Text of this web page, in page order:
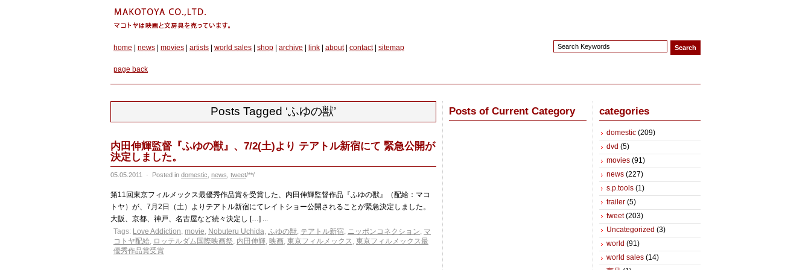
home news movies artists world sales shop archive link about| contact| sitemap
page back
Posts Tagged ‘ふゆの獣’
内田伸輝監督『ふゆの獣』、7/2(土)より テアトル新宿にて 緊急公開が
決定しました。
05.05.2011 · Posted in domestic news tweet/**/
第11回東京フィルメックス最優秀作品賞を受賞した、内田伸輝監督作品『ふゆの獣』（配給：マコ
トヤ）が、7月2日（土）よりテアトル新宿にてレイトショー公開されることが緊急決定しました。
大阪、京都、神戸、名古屋など続々決定し […] ...
Tags: Love Addiction, movie, Nobuteru Uchida, ふゆの獣, テアトル新宿, ニッポンコネクション, マ
コトヤ配給, ロッテルダム国際映画祭, 内田伸輝, 映画, 東京フィルメックス, 東京フィルメックス最
優秀作品賞受賞
Posts of Current Category categories
domestic (209)
dvd (5)
movies (91)
news (227)
s.p.tools (1)
trailer (5)
tweet(203)
Uncategorized (3)
world (91)
world sales (14)